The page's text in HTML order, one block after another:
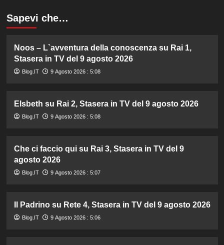
Sapevi che…
Noos – L`avventura della conoscenza su Rai 1,
Stasera in TV del 9 agosto 2026
Blog.IT 9 Agosto 2026 : 5:08
Elsbeth su Rai 2, Stasera in TV del 9 agosto 2026
Blog.IT 9 Agosto 2026 : 5:08
Che ci faccio qui su Rai 3, Stasera in TV del 9
agosto 2026
Blog.IT 9 Agosto 2026 : 5:07
Il Padrino su Rete 4, Stasera in TV del 9 agosto 2026
Blog.IT 9 Agosto 2026 : 5:06